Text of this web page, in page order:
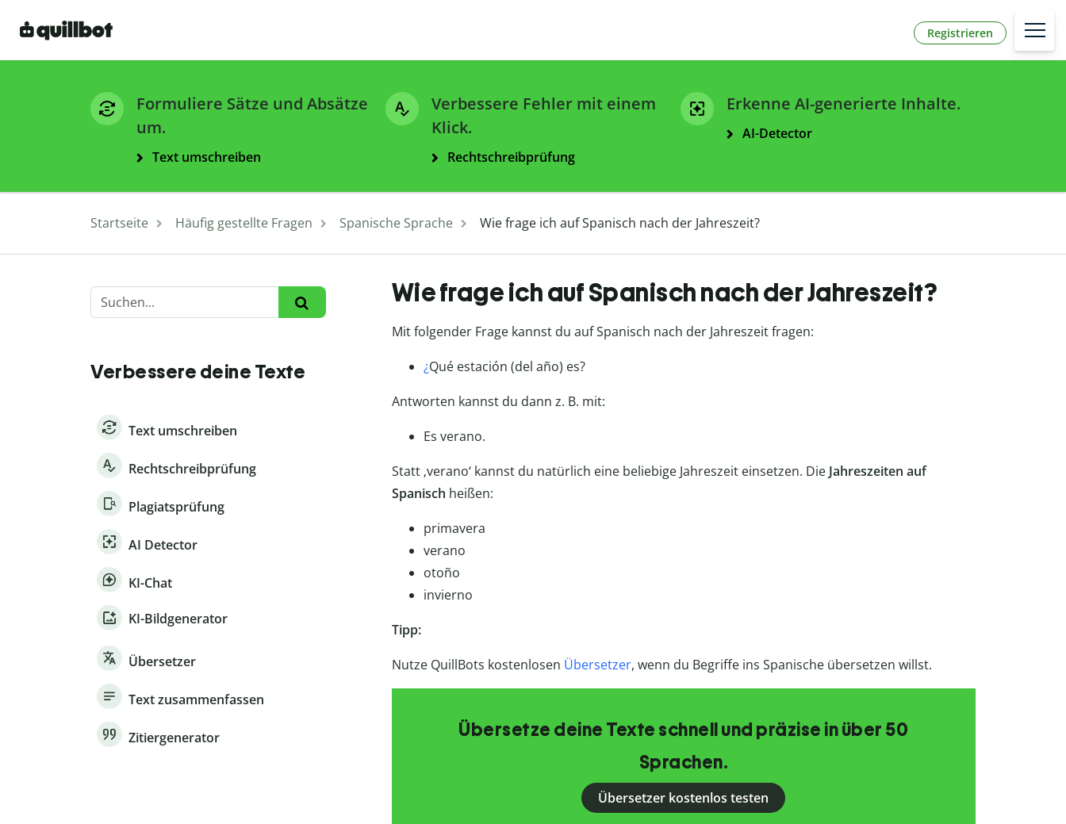
Registrieren
Formuliere Sätze und Absätze
um.
Text umschreiben
Verbessere Fehler mit einem
Klick.
Rechtschreibprüfung
Erkenne AI-generierte Inhalte.
AI-Detector
Startseite Häufig gestellte Fragen Spanische Sprache Wie frage ich auf Spanisch nach der Jahreszeit?
Verbessere deine Texte
Text umschreiben
Rechtschreibprüfung
Plagiatsprüfung
AI Detector
KI-Chat
KI-Bildgenerator
Übersetzer
Text zusammenfassen
Zitiergenerator
Wie frage ich auf Spanisch nach der Jahreszeit?
Mit folgender Frage kannst du auf Spanisch nach der Jahreszeit fragen:
¿Qué estación (del año) es?
Antworten kannst du dann z. B. mit:
Es verano.
Statt ‚verano‘ kannst du natürlich eine beliebige Jahreszeit einsetzen. Die Jahreszeiten auf
Spanisch heißen:
primavera
verano
otoño
invierno
Tipp:
Nutze QuillBots kostenlosen Übersetzer, wenn du Begriffe ins Spanische übersetzen willst.
Übersetze deine Texte schnell und präzise in über 50
Sprachen.
Übersetzer kostenlos testen